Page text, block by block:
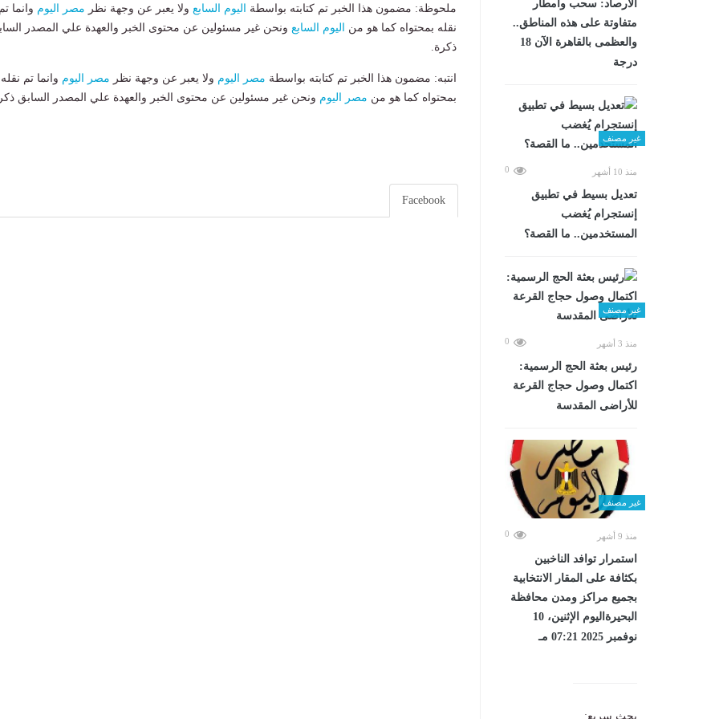
الأرصاد: سحب وأمطار
متفاوتة على هذه المناطق..
والعظمى بالقاهرة الآن 18
درجة
غير مصنف
منذ 10 أشهر 0
تعديل بسيط في تطبيق
إنستجرام يُغضب
المستخدمين.. ما القصة؟
غير مصنف
منذ 3 أشهر 0
رئيس بعثة الحج الرسمية:
اكتمال وصول حجاج القرعة
للأراضى المقدسة
غير مصنف
منذ 9 أشهر 0
استمرار توافد الناخبين
بكثافة على المقار الانتخابية
بجميع مراكز ومدن محافظة
البحيرةاليوم الإثنين، 10
نوفمبر 2025 07:21 مـ
بحث سريع:
ملحوظة: مضمون هذا الخبر تم كتابته بواسطة اليوم السابع ولا يعبر عن وجهة نظر مصر اليوم وانما
نقله بمحتواه كما هو من
اليوم السابع ونحن غير مسئولين عن محتوى الخبر والعهدة علي المصدر
ذكرة.
انتبه: مضمون هذا الخبر تم كتابته بواسطة مصر اليوم ولا يعبر عن وجهة نظر مصر اليوم وانما تم نقله
بمحتواه كما هو من مصر اليوم ونحن غير مسئولين عن محتوى الخبر والعهدة علي المصدر السابق
Facebook